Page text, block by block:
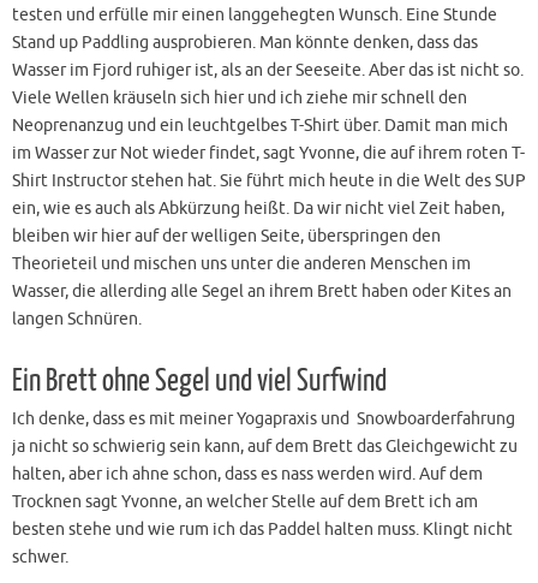
testen und erfülle mir einen langgehegten Wunsch. Eine Stunde
Stand up Paddling ausprobieren. Man könnte denken, dass das
Wasser im Fjord ruhiger ist, als an der Seeseite. Aber das ist nicht so.
Viele Wellen kräuseln sich hier und ich ziehe mir schnell den
Neoprenanzug und ein leuchtgelbes T-Shirt über. Damit man mich
im Wasser zur Not wieder findet, sagt Yvonne, die auf ihrem roten T-
Shirt Instructor stehen hat. Sie führt mich heute in die Welt des SUP
ein, wie es auch als Abkürzung heißt. Da wir nicht viel Zeit haben,
bleiben wir hier auf der welligen Seite, überspringen den
Theorieteil und mischen uns unter die anderen Menschen im
Wasser, die allerding alle Segel an ihrem Brett haben oder Kites an
langen Schnüren.
Ein Brett ohne Segel und viel Surfwind
Ich denke, dass es mit meiner Yogapraxis und Snowboarderfahrung
ja nicht so schwierig sein kann, auf dem Brett das Gleichgewicht zu
halten, aber ich ahne schon, dass es nass werden wird. Auf dem
Trocknen sagt Yvonne, an welcher Stelle auf dem Brett ich am
besten stehe und wie rum ich das Paddel halten muss. Klingt nicht
schwer.